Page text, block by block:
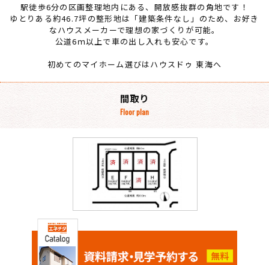
駅徒歩6分の区画整理地内にある、開放感抜群の角地です！
ゆとりある約46.7坪の整形地は「建築条件なし」のため、お好き
なハウスメーカーで理想の家づくりが可能。
公道6ｍ以上で車の出し入れも安心です。
初めてのマイホーム選びはハウスドゥ 東海へ
間取り
Floor plan